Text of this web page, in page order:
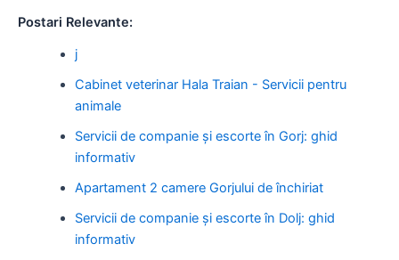
Postari Relevante:
j
Cabinet veterinar Hala Traian - Servicii pentru
animale
Servicii de companie și escorte în Gorj: ghid
informativ
Apartament 2 camere Gorjului de închiriat
Servicii de companie și escorte în Dolj: ghid
informativ